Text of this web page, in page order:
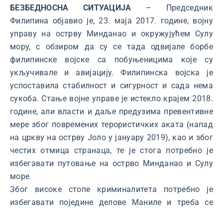
БЕЗБЕДНОСНА СИТУАЦИЈА – Председник
Филипина објавио је, 23. маја 2017. године, војну
управу на острву Минданао и окружујућем Сулу
мору, с обзиром да су се тада одвијале борбе
филипинске војске са побуњеницима које су
укључивале и авијацију. Филипинска војска је
успоставила стабилност и сигурност и сада нема
сукоба. Стање војне управе је истекло крајем 2018.
године, али власти и даље предузима превентивне
мере због повремених терористичких аката (напад
на цркву на острву Јоло у јануару 2019), као и због
честих отмица странаца, те је стога потребно је
избегавати путовање на острво Минданао и Сулу
море.
Због високе стопе криминалитета потребно је
избегавати поједине делове Маниле и треба се